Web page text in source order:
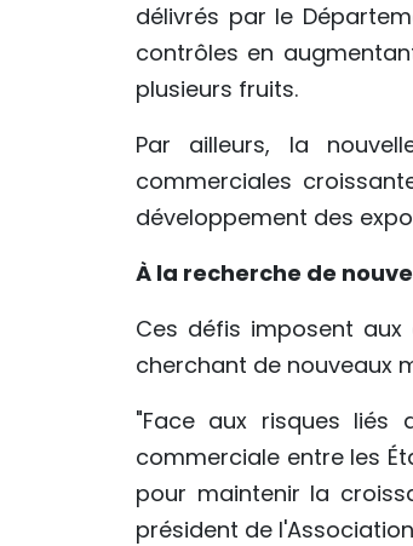
délivrés par le
contrôles en
plusieurs fruits.
Par ailleurs, la
commerciales
développement des
À la recherche de
Ces défis imposent
cherchant de nouveaux
"Face aux risques liés
commerciale entre les
pour maintenir la
président de